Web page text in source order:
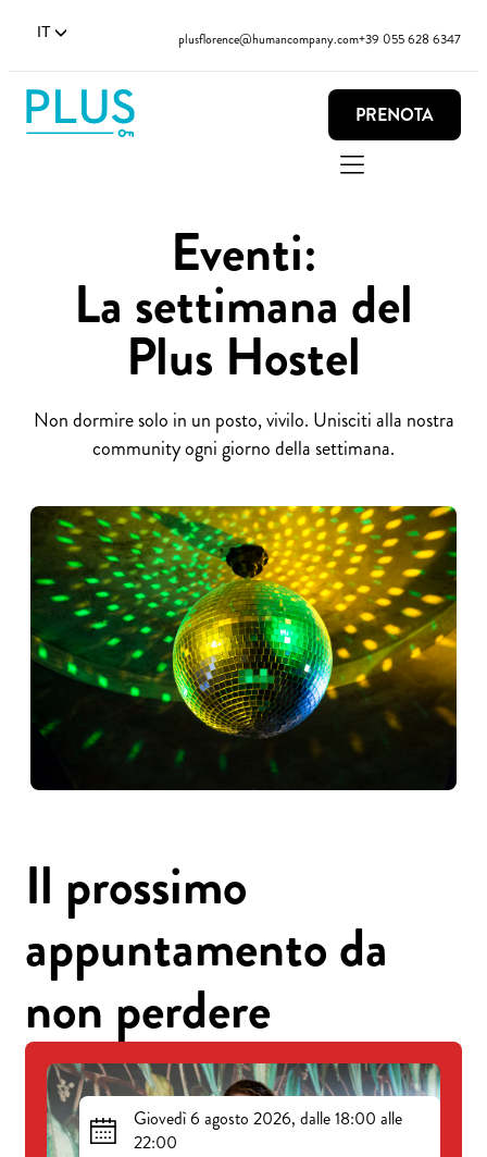
IT plusflorence@humancompany.com+39 055 628 6347
PRENOTA
Eventi:
La settimana del
Plus Hostel
Non dormire solo in un posto, vivilo. Unisciti alla nostra
community ogni giorno della settimana.
Il prossimo
appuntamento da
non perdere
Giovedì 6 agosto 2026, dalle 18:00 alle
22:00